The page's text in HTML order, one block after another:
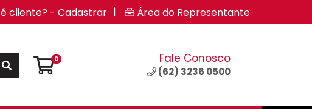
é cliente? - Cadastrar | Área do Representante
0 Fale Conosco
(62) 3236 0500